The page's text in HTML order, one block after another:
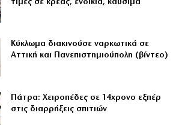
τιμές σε κρέας, ενοίκια, καύσιμα
Κύκλωμα διακινούσε ναρκωτικά σε
Αττική και Πανεπιστημιούπολη (βίντεο)
Πάτρα: Χειροπέδες σε 14χρονο εξπέρ
στις διαρρήξεις σπιτιών